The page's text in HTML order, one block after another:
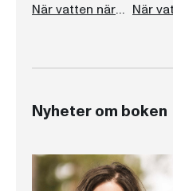
När vatten närmar sig
Nyheter om boken